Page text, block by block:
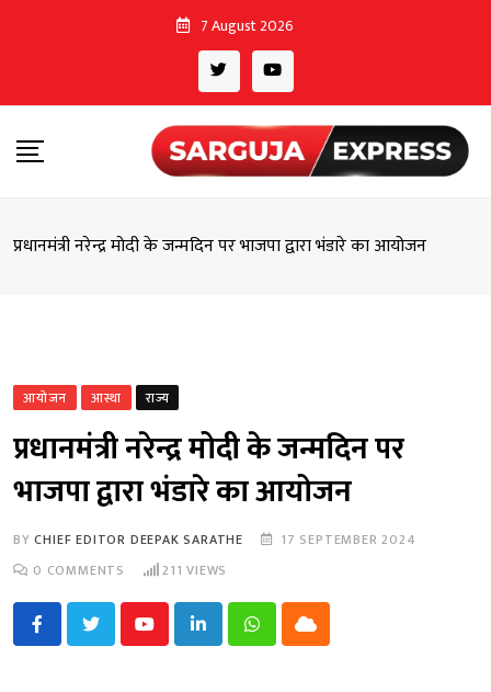
7 August 2026
प्रधानमंत्री नरेन्द्र मोदी के जन्मदिन पर भाजपा द्वारा भंडारे का आयोजन
आयोजन आस्था राज्य
प्रधानमंत्री नरेन्द्र मोदी के जन्मदिन पर
भाजपा द्वारा भंडारे का आयोजन
BYCHIEF EDITOR DEEPAK SARATHE
17 SEPTEMBER 2024
0 COMMENTS 211 VIEWS
YoutubeLinkedInWhatsappCloud